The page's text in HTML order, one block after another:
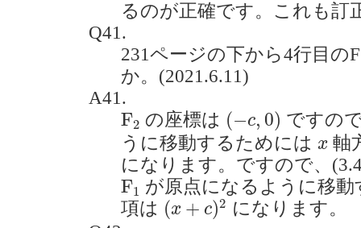
るのが正確です。これも訂
Q41.
231ページの下から4行目の
か。(2021.6.11)
A41.
F2
F2 の座標は (−c, 0)
( c, 0)
ですの
うに移動するためには x
x 軸
になります。ですので、
F1
F1
が原点になるように移動
項は (x + c)2
(x+c)2
になります。